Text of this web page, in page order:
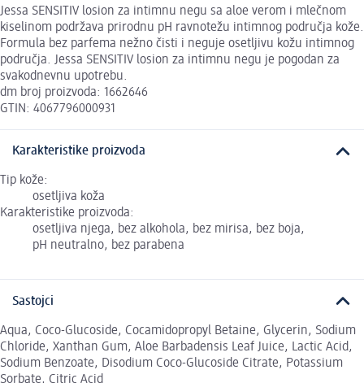
Jessa SENSITIV losion za intimnu negu sa aloe verom i mlečnom
kiselinom podržava prirodnu pH ravnotežu intimnog područja kože.
Formula bez parfema nežno čisti i neguje osetljivu kožu intimnog
područja. Jessa SENSITIV losion za intimnu negu je pogodan za
svakodnevnu upotrebu.
dm broj proizvoda: 1662646
GTIN: 4067796000931
Karakteristike proizvoda
Tip kože:
osetljiva koža
Karakteristike proizvoda:
osetljiva njega, bez alkohola, bez mirisa, bez boja,
pH neutralno, bez parabena
Sastojci
Aqua, Coco-Glucoside, Cocamidopropyl Betaine, Glycerin, Sodium
Chloride, Xanthan Gum, Aloe Barbadensis Leaf Juice, Lactic Acid,
Sodium Benzoate, Disodium Coco-Glucoside Citrate, Potassium
Sorbate, Citric Acid